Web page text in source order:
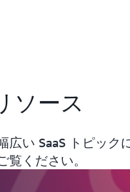
ソース
広い SaaS トピッ
覧ください。